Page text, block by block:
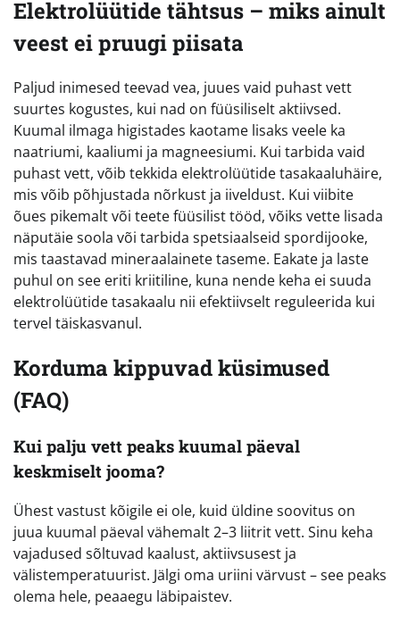
Elektrolüütide tähtsus – miks ainult
veest ei pruugi piisata
Paljud inimesed teevad vea, juues vaid puhast vett
suurtes kogustes, kui nad on füüsiliselt aktiivsed.
Kuumal ilmaga higistades kaotame lisaks veele ka
naatriumi, kaaliumi ja magneesiumi. Kui tarbida vaid
puhast vett, võib tekkida elektrolüütide tasakaaluhäire,
mis võib põhjustada nõrkust ja iiveldust. Kui viibite
õues pikemalt või teete füüsilist tööd, võiks vette lisada
näputäie soola või tarbida spetsiaalseid spordijooke,
mis taastavad mineraalainete taseme. Eakate ja laste
puhul on see eriti kriitiline, kuna nende keha ei suuda
elektrolüütide tasakaalu nii efektiivselt reguleerida kui
tervel täiskasvanul.
Korduma kippuvad küsimused
(FAQ)
Kui palju vett peaks kuumal päeval
keskmiselt jooma?
Ühest vastust kõigile ei ole, kuid üldine soovitus on
juua kuumal päeval vähemalt 2–3 liitrit vett. Sinu keha
vajadused sõltuvad kaalust, aktiivsusest ja
välistemperatuurist. Jälgi oma uriini värvust – see peaks
olema hele, peaaegu läbipaistev.